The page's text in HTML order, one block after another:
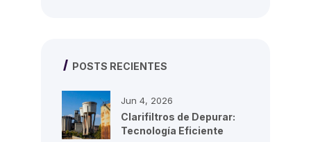
POSTS RECIENTES
Jun 4, 2026
Clarifiltros de Depurar:
Tecnología Eficiente